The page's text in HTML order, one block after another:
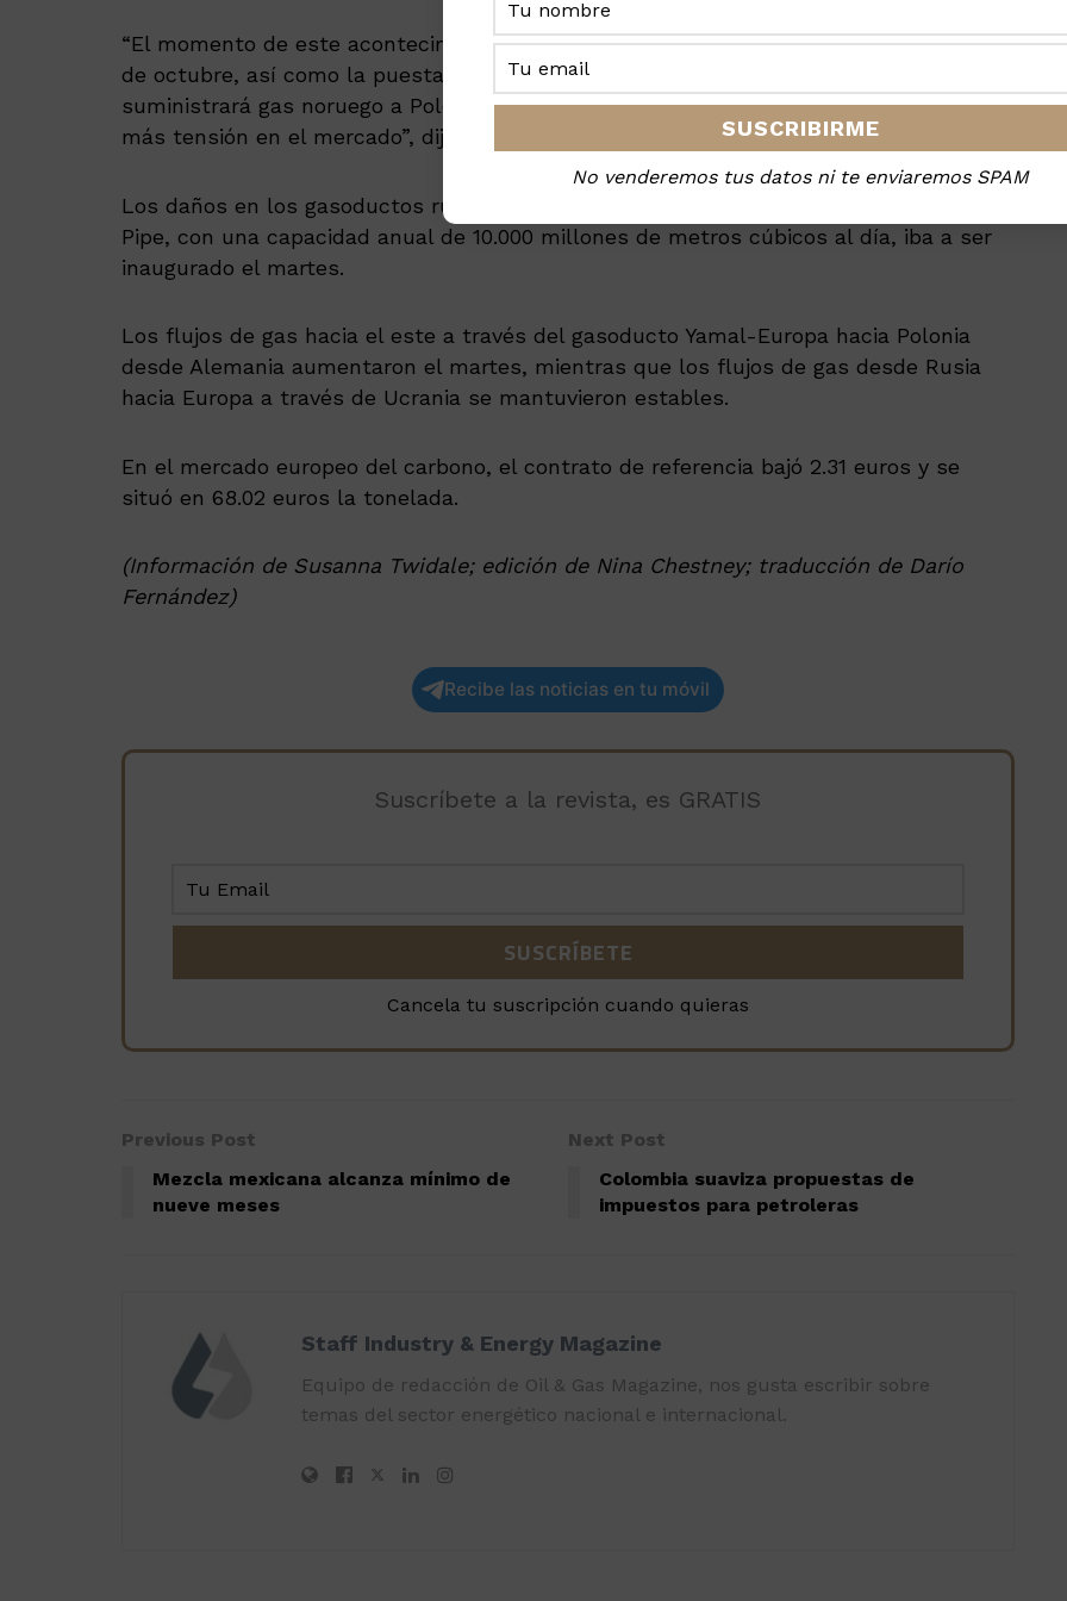
“El momento de este acontecimiento en relación con el inicio del invierno del gas, el 1
de octubre, así como la puesta en marcha del flamante gasoducto del Báltico —que
suministrará gas noruego a Polonia y cruza por encima de las líneas rusas— crean
más tensión en el mercado”, dijo Marzec-Manser.
Los daños en los gasoductos rusos se produjeron en el momento en que The Baltic
Pipe, con una capacidad anual de 10.000 millones de metros cúbicos al día, iba a ser
inaugurado el martes.
Los flujos de gas hacia el este a través del gasoducto Yamal-Europa hacia Polonia
desde Alemania aumentaron el martes, mientras que los flujos de gas desde Rusia
hacia Europa a través de Ucrania se mantuvieron estables.
En el mercado europeo del carbono, el contrato de referencia bajó 2.31 euros y se
situó en 68.02 euros la tonelada.
(Información de Susanna Twidale; edición de Nina Chestney; traducción de Darío
Fernández)
Recibe las noticias en tu móvil
Suscríbete a la revista, es GRATIS
Cancela tu suscripción cuando quieras
Previous Post
Mezcla mexicana alcanza mínimo de
nueve meses
Next Post
Colombia suaviza propuestas de
impuestos para petroleras
Staff Industry & Energy Magazine
Equipo de redacción de Oil & Gas Magazine, nos gusta escribir sobre
temas del sector energético nacional e internacional.
No venderemos tus datos ni te enviaremos SPAM